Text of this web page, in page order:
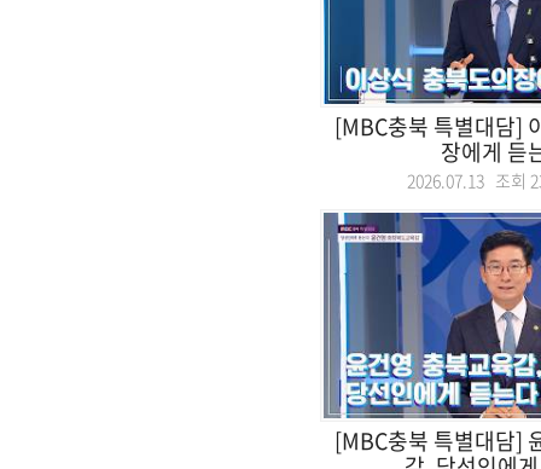
[MBC충북 특별대담]
장에게 듣
2026.07.13 조회
[MBC충북 특별대담]